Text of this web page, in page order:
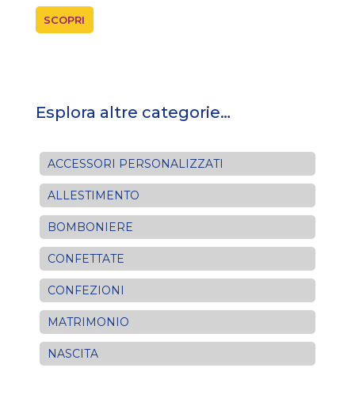
SCOPRI
Esplora altre categorie…
ACCESSORI PERSONALIZZATI
ALLESTIMENTO
BOMBONIERE
CONFETTATE
CONFEZIONI
MATRIMONIO
NASCITA